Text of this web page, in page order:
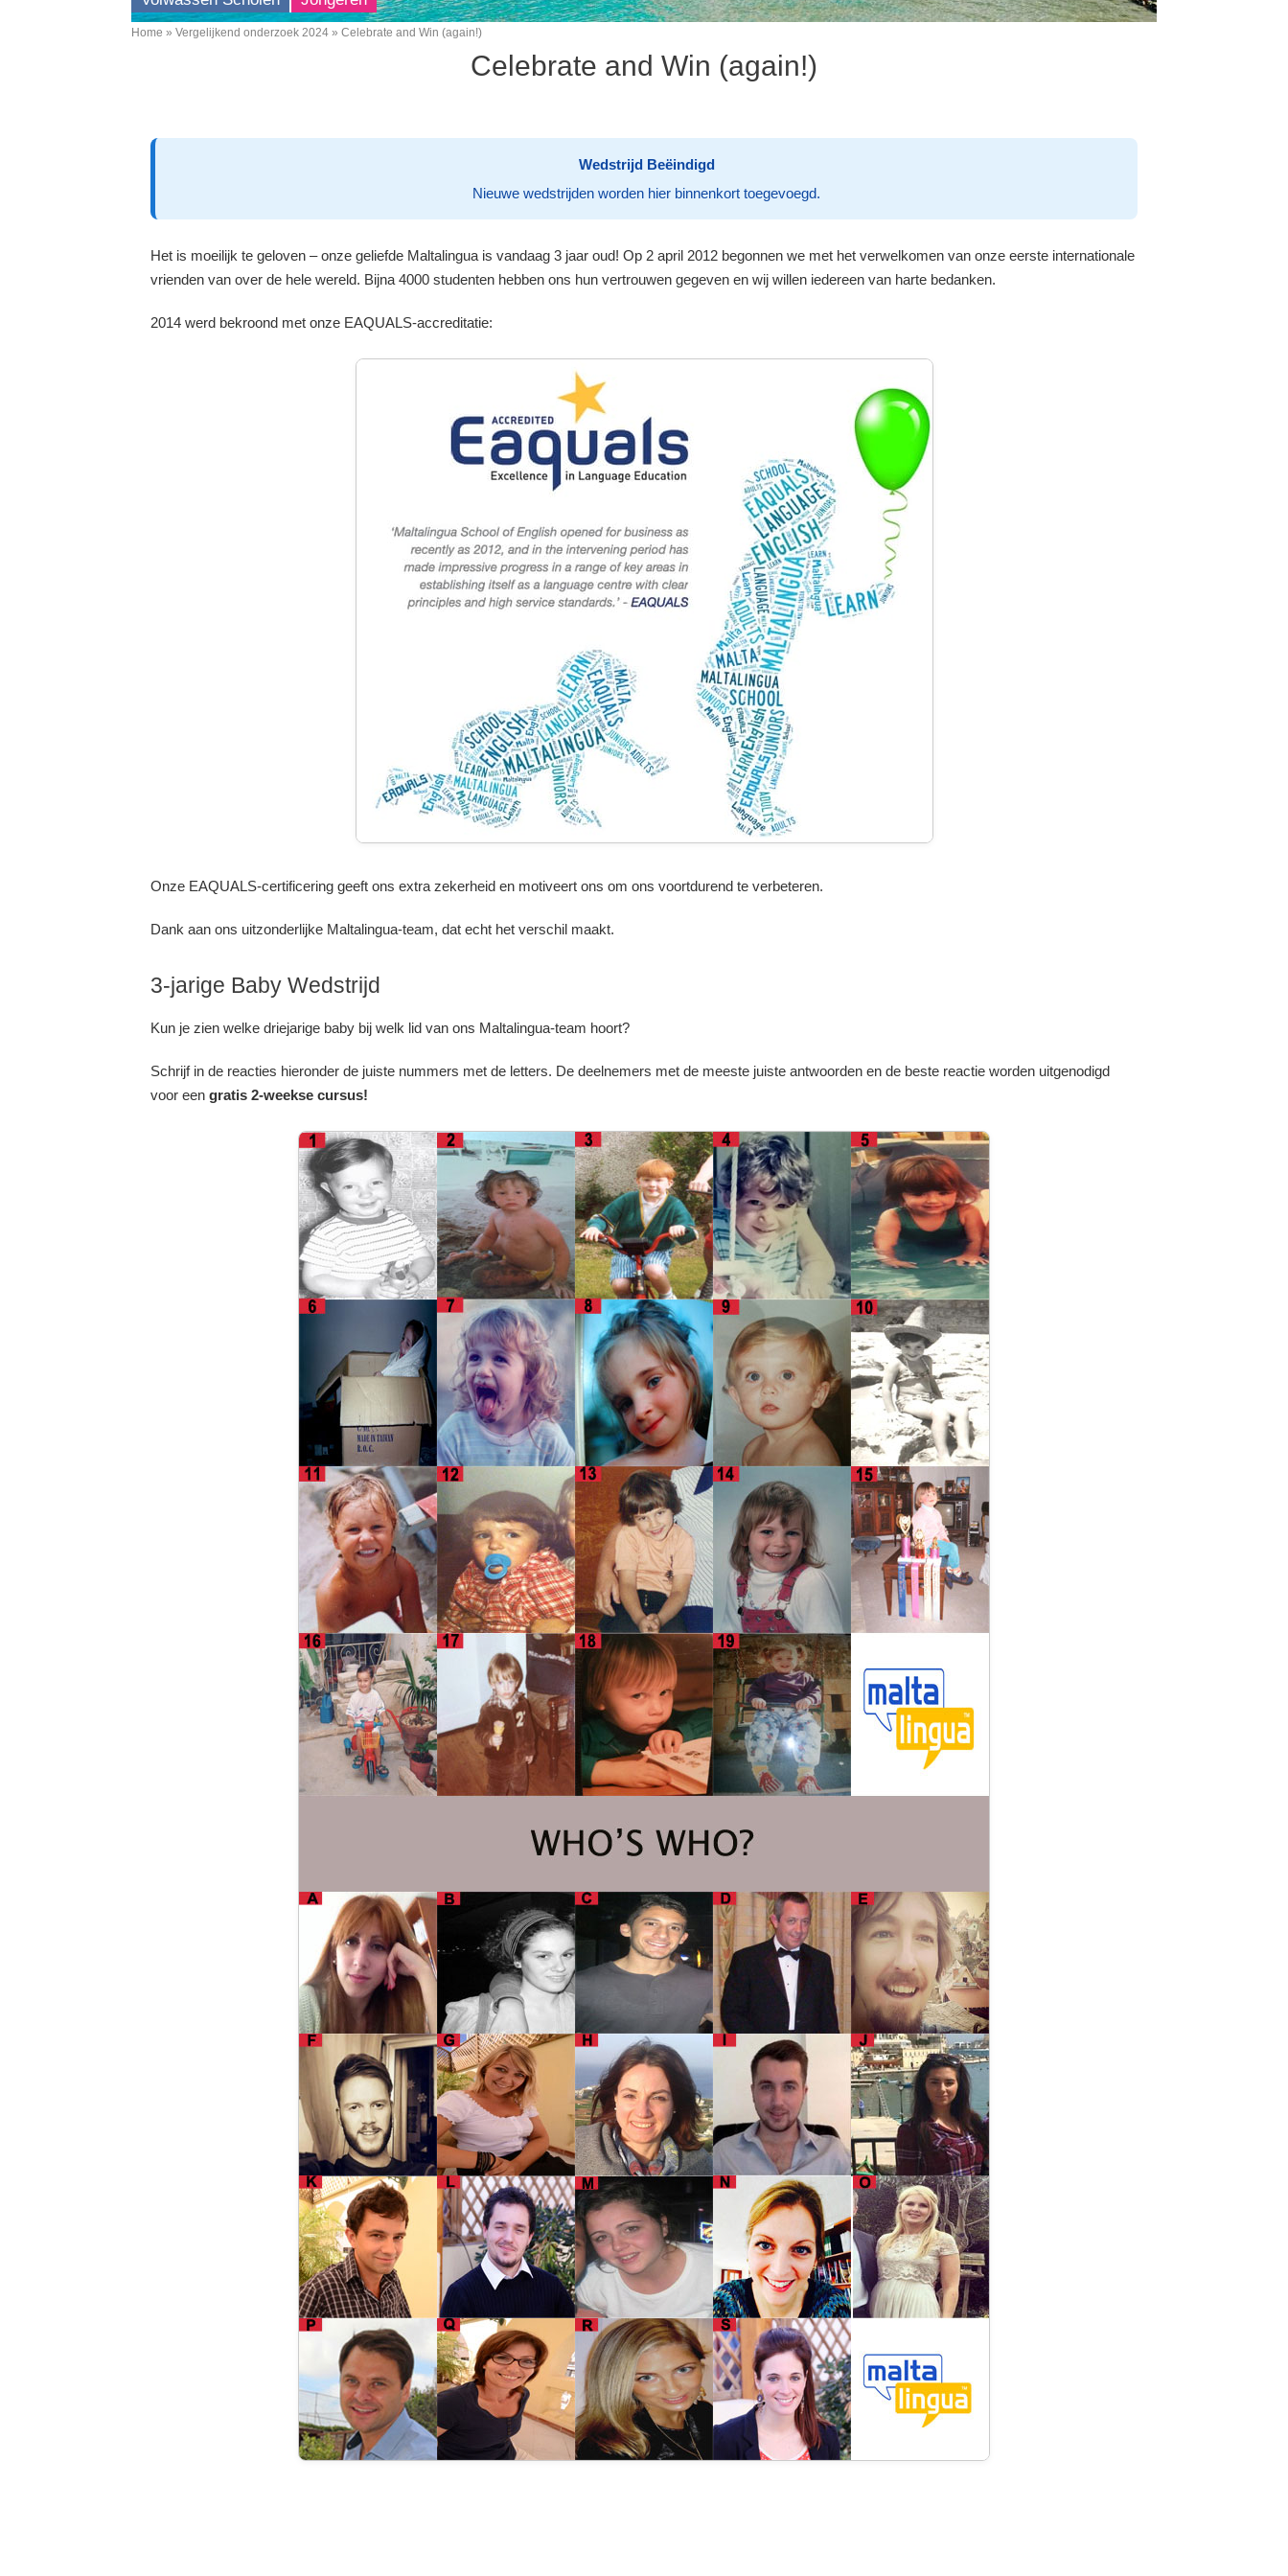
Home Vergelijkend onderzoek 2024 Celebrate and Win (again!)
Celebrate and Win (again!)
Wedstrijd Beëindigd
Nieuwe wedstrijden worden hier binnenkort toegevoegd.
Het is moeilijk te geloven – onze geliefde Maltalingua is vandaag 3 jaar oud! Op 2 april 2012 begonnen we met het verwelkomen van onze eerste internationale
vrienden van over de hele wereld. Bijna 4000 studenten hebben ons hun vertrouwen gegeven en wij willen iedereen van harte bedanken.
2014 werd bekroond met onze EAQUALS-accreditatie:
Onze EAQUALS-certificering geeft ons extra zekerheid en motiveert ons om ons voortdurend te verbeteren.
Dank aan ons uitzonderlijke Maltalingua-team, dat echt het verschil maakt.
3-jarige Baby Wedstrijd
Kun je zien welke driejarige baby bij welk lid van ons Maltalingua-team hoort?
Schrijf in de reacties hieronder de juiste nummers met de letters. De deelnemers met de meeste juiste antwoorden en de beste reactie worden uitgenodigd
voor een gratis 2-weekse cursus!